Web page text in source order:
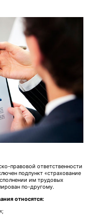
правовой ответственности
подпункт «страхование
им трудовых
по-другому.
относятся: